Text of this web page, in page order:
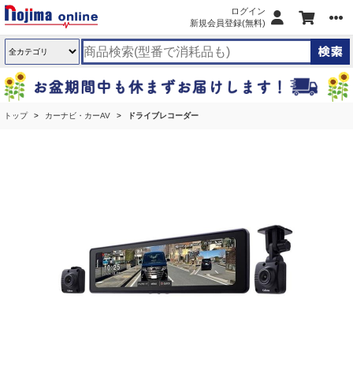
ログイン
新規会員登録(無料)
トップ カーナビ・カーAV ドライブレコーダー